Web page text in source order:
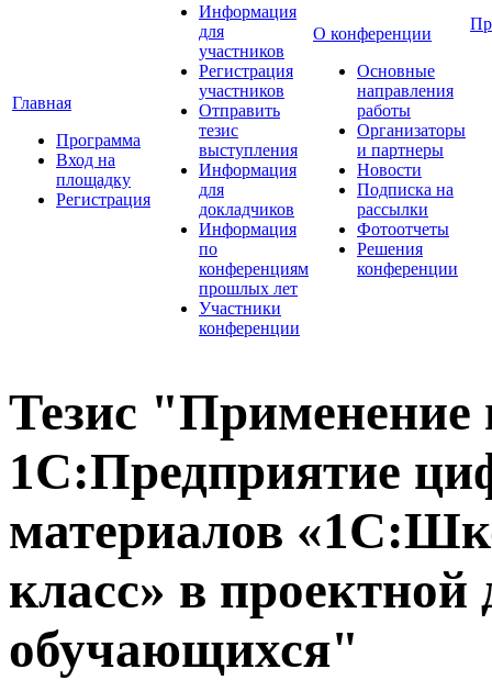
Главная
Программа
Вход на
площадку
Регистрация
Информация
для
участников
Регистрация
участников
Отправить
тезис
выступления
Информация
для
докладчиков
Информация
по
конференциям
прошлых лет
Участники
конференции
О конференции
Основные
направления
работы
Организаторы
и партнеры
Новости
Подписка на
рассылки
Фотоотчеты
Решения
конференции
Тезис "Применение
1С:Предприятие
материалов
класс» в проектной
обучающихся"